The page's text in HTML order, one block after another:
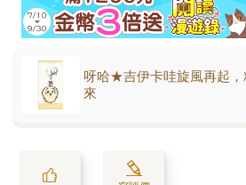
呀哈★吉伊卡哇旋風再起，
來